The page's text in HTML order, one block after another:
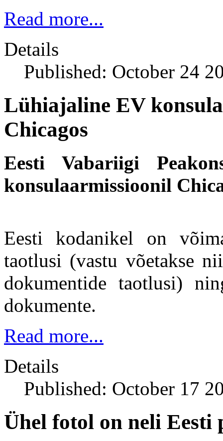
Read more...
Details
Published: October 24
Lühiajaline EV
Chicagos
Eesti Vabariigi
konsulaarmissioonil
Eesti kodanikel on
taotlusi (vastu võetakse
dokumentide taotlusi)
dokumente.
Read more...
Details
Published: October 17
Ühel fotol on neli Eesti